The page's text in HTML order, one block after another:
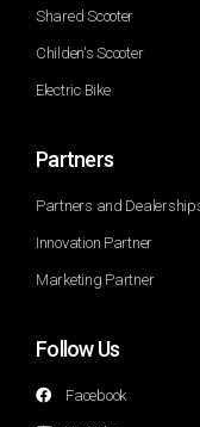
Shared Scooter
Childen's Scooter
Electric Bike
Partners
Partners and
Innovation Partner
Marketing Partner
Follow Us
Facebook